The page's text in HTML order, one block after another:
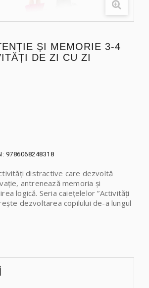
ȘI MEMORIE 3-4
DE ZI CU ZI
9786068248318
distractive care dezvoltă
antrenează memoria și
logică. Seria caiețelelor ”Activități
dezvoltarea copilului de-a lungul